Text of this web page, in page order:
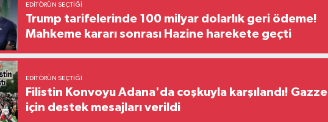
EDITÖRÜN SEÇTIĞI
Trump tarifelerinde 100 milyar dolarlık geri ödeme!
Mahkeme kararı sonrası Hazine harekete geçti
EDITÖRÜN SEÇTIĞI
Filistin Konvoyu Adana'da coşkuyla karşılandı! Gazze
için destek mesajları verildi